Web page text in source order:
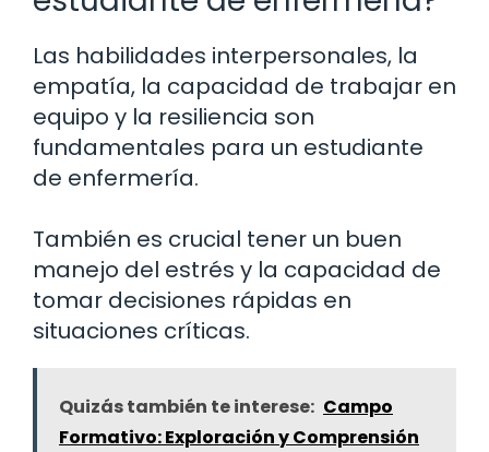
Las habilidades interpersonales, la
empatía, la capacidad de trabajar en
equipo y la resiliencia son
fundamentales para un estudiante
de enfermería.
También es crucial tener un buen
manejo del estrés y la capacidad de
tomar decisiones rápidas en
situaciones críticas.
Quizás también te interese: Campo
Formativo: Exploración y Comprensión